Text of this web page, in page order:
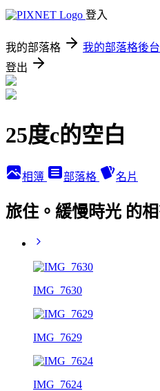
登入
我的部落格 我的部落格後台
登出
25度c的空白
相簿 部落格 名片
旅住。緩慢時光 的
IMG_7630
IMG_7629
IMG_7624